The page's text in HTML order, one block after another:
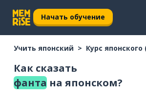
Начать обучение
Учить японский Курс
Как сказать
фанта на японском?